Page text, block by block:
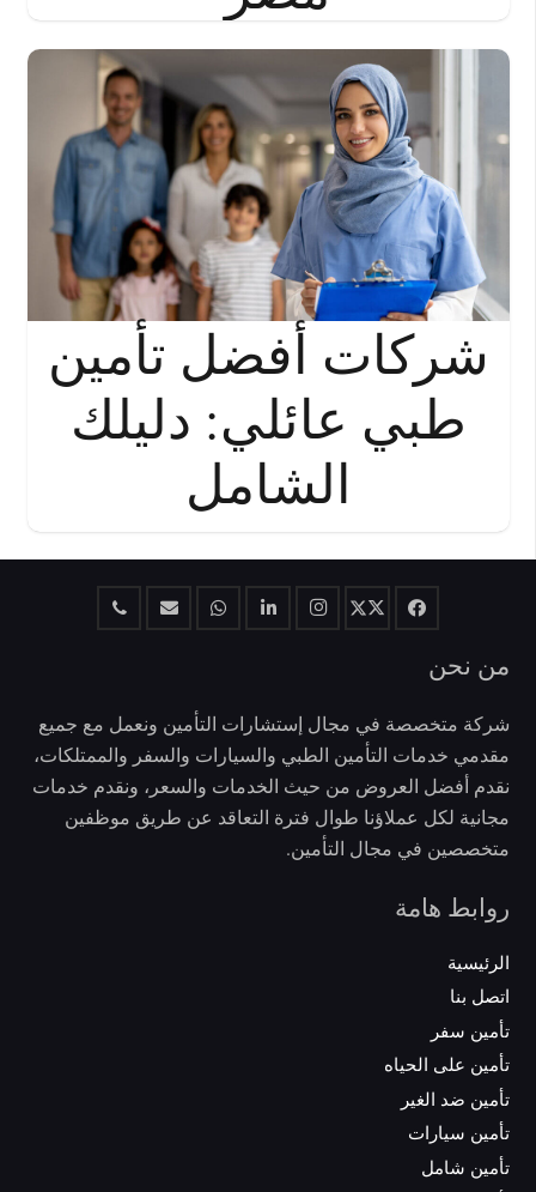
شركات أفضل تأمين
طبي عائلي: دليلك
الشامل
من نحن
شركة متخصصة في مجال إستشارات التأمين ونعمل مع جميع
مقدمي خدمات التأمين الطبي والسيارات والسفر والممتلكات،
نقدم أفضل العروض من حيث الخدمات والسعر، ونقدم خدمات
مجانية لكل عملاؤنا طوال فترة التعاقد عن طريق موظفين
متخصصين في مجال التأمين.
روابط هامة
الرئيسية
اتصل بنا
تأمين سفر
تأمين على الحياه
تأمين ضد الغير
تأمين سيارات
تأمين شامل